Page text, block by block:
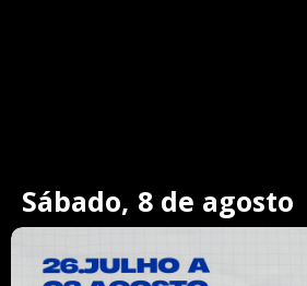
Sábado, 8 de agosto